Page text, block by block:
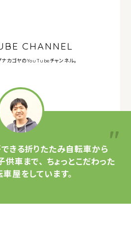
CHANNEL
ナカゴヤのYouTubeチャンネル。
きる折りたたみ自転車から
供車まで、 ちょっとこだわった
屋をしています。